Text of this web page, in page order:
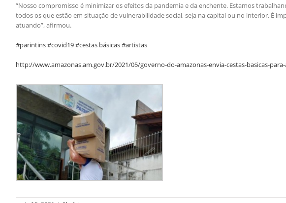
“Nosso compromisso é minimizar os efeitos da pandemia e da enchente. Estamos
todos os que estão em situação de vulnerabilidade social, seja na capital ou no interior. É
atuando”, afirmou.
#parintins #covid19 #cestas básicas #artistas
http://www.amazonas.am.gov.br/2021/05/governo-do-amazonas-envia-cestas-basicas-